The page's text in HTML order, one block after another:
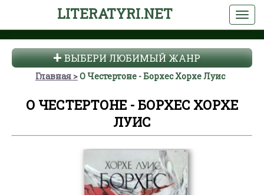
LITERATYRI.NET
ВЫБЕРИ ЛЮБИМЫЙ ЖАНР
Главная О Честертоне - Борхес Хорхе Луис
О ЧЕСТЕРТОНЕ - БОРХЕС ХОРХЕ
ЛУИС